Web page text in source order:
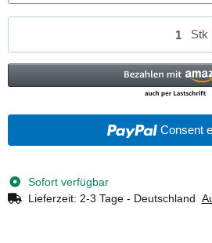
Stk
Consent
Sofort verfügbar
Lieferzeit: 2-3 Tage - Deutschland